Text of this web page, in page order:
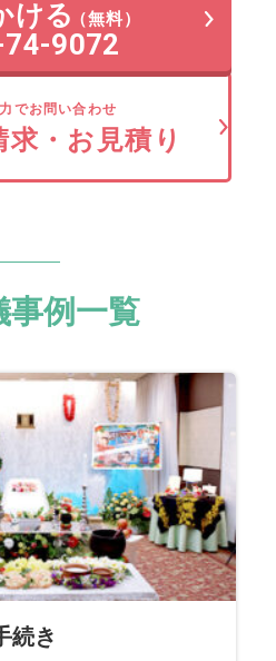
ける（無料）
9072
でお問い合わせ
求・お見積り
事例一覧
続き